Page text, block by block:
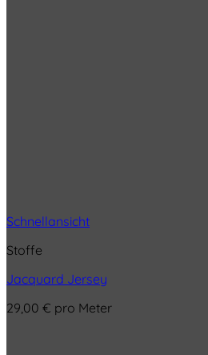
Schnellansicht
Stoffe
Jacquard Jersey
29,00 € pro Meter